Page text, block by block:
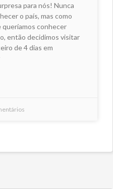
para nós! Nunca
o país, mas como
queríamos conhecer
então decidimos visitar
de 4 dias em